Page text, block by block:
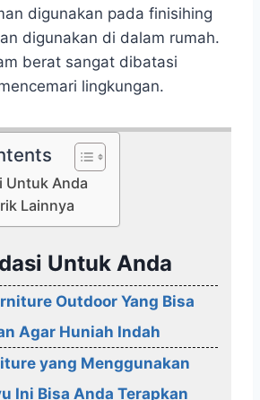
digunakan pada finisihing
digunakan di dalam rumah.
berat sangat dibatasi
lingkungan.
Untuk Anda
Lainnya
Untuk Anda
Outdoor Yang Bisa
Agar Huniah Indah
yang Menggunakan
Ini Bisa Anda Terapkan